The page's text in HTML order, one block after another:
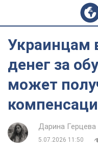
Украинцам
денег за
может
Дарина Герцева
5.07.2026 11:50